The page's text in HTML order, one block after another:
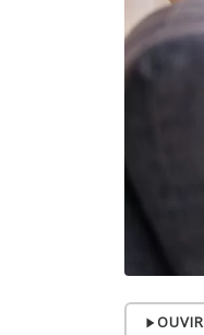
OUVIR